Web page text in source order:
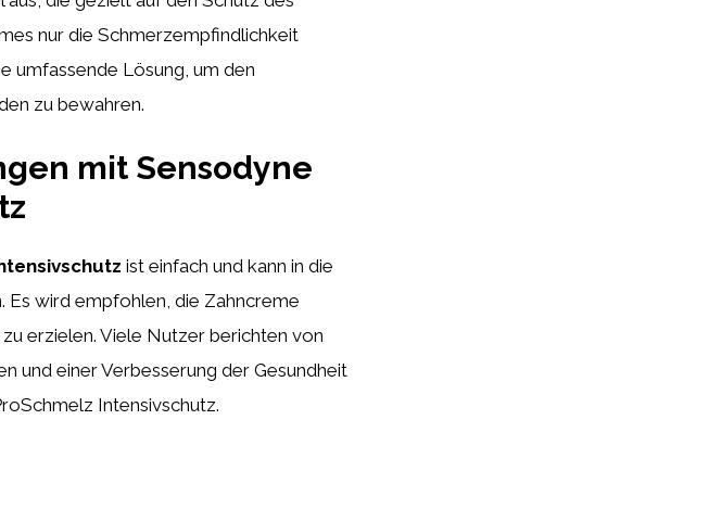
nur die Schmerzempfindlichkeit
umfassende Lösung, um den
zu bewahren.
mit Sensodyne
ist einfach und kann in die
wird empfohlen, die Zahncreme
erzielen. Viele Nutzer berichten von
und einer Verbesserung der Gesundheit
Intensivschutz.